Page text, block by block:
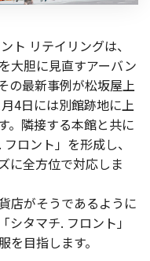
ト リテイリングは、
大胆に見直すアーバン
の最新事例が松坂屋上
4日には別館跡地に上
。隣接する本館と共に
ロント」を形成し、
に全方位で対応しま
店がそうであるように
タマチ. フロント」
目指します。